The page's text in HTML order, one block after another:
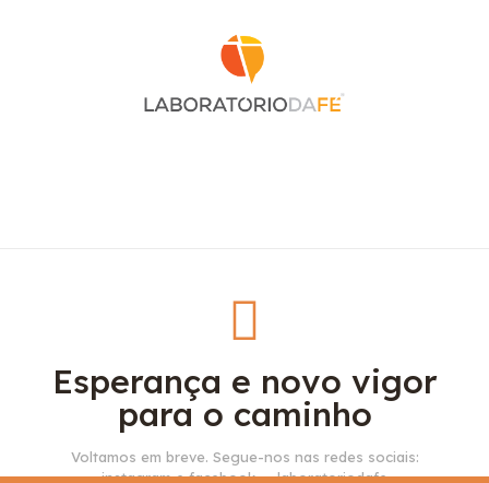
Esperança e novo vigor
para o caminho
Voltamos em breve. Segue-nos nas redes sociais:
instagram e facebook — laboratoriodafe